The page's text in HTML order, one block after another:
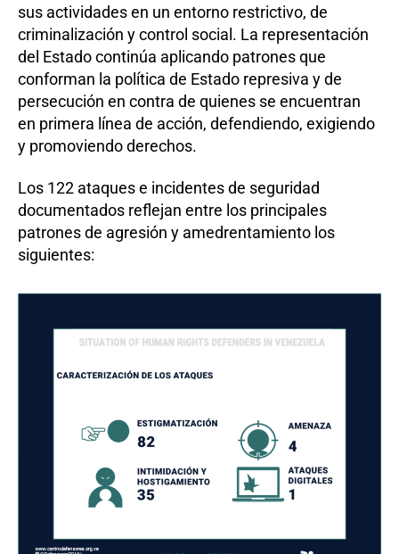
sus actividades en un entorno restrictivo, de
criminalización y control social. La representación
del Estado continúa aplicando patrones que
conforman la política de Estado represiva y de
persecución en contra de quienes se encuentran
en primera línea de acción, defendiendo, exigiendo
y promoviendo derechos.
Los 122 ataques e incidentes de seguridad
documentados reflejan entre los principales
patrones de agresión y amedrentamiento los
siguientes: